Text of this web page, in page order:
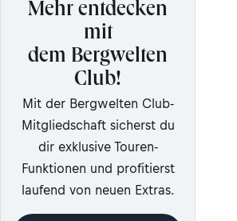
Mehr entdecken
mit
dem Bergwelten
Club!
Mit der Bergwelten Club-
Mitgliedschaft sicherst du
dir exklusive Touren-
Funktionen und profitierst
laufend von neuen Extras.